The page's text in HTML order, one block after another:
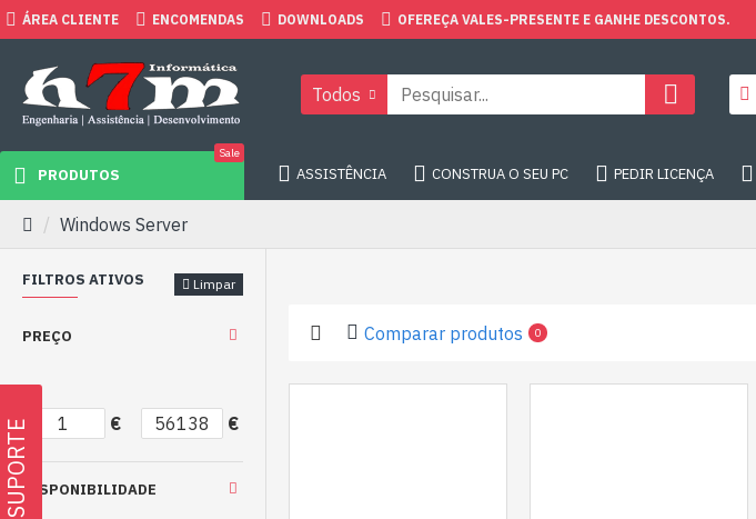
SUPORTE
ÁREA CLIENTE ENCOMENDAS DOWNLOADS OFEREÇA VALES-PRESENTE E GANHE DESCONTOS.
Todos
PRODUTOS
Sale
ASSISTÊNCIA CONSTRUA O SEU PC PEDIR LICENÇA
Windows Server
FILTROS ATIVOS Limpar
PREÇO
€ €
DISPONIBILIDADE
Comparar produtos 0